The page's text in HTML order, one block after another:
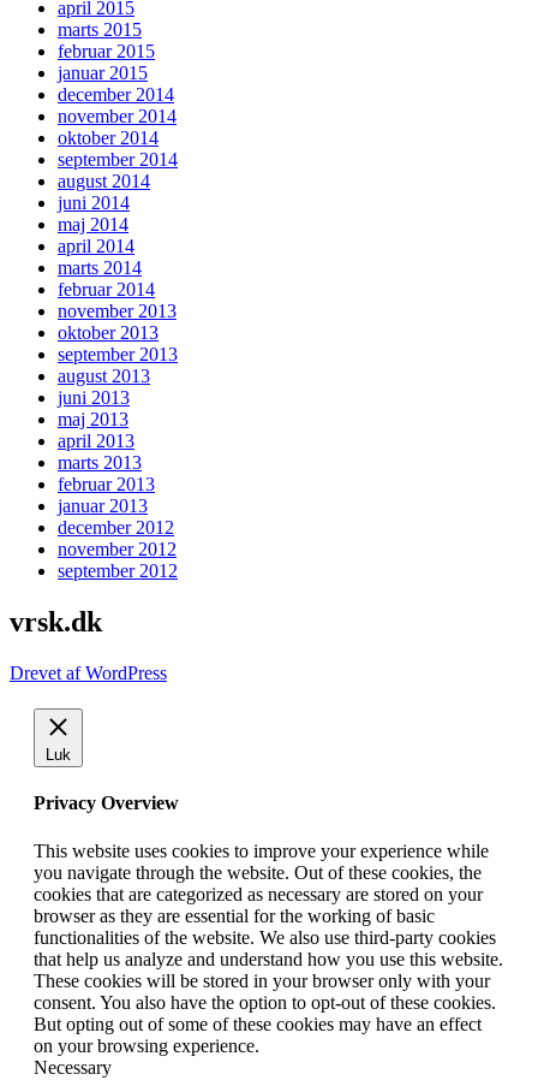
april 2015
marts 2015
februar 2015
januar 2015
december 2014
november 2014
oktober 2014
september 2014
august 2014
juni 2014
maj 2014
april 2014
marts 2014
februar 2014
november 2013
oktober 2013
september 2013
august 2013
juni 2013
maj 2013
april 2013
marts 2013
februar 2013
januar 2013
december 2012
november 2012
september 2012
vrsk.dk
Drevet af WordPress
Luk
Privacy Overview
This website uses cookies to improve your experience while
you navigate through the website. Out of these cookies, the
cookies that are categorized as necessary are stored on your
browser as they are essential for the working of basic
functionalities of the website. We also use third-party cookies
that help us analyze and understand how you use this website.
These cookies will be stored in your browser only with your
consent. You also have the option to opt-out of these cookies.
But opting out of some of these cookies may have an effect
on your browsing experience.
Necessary